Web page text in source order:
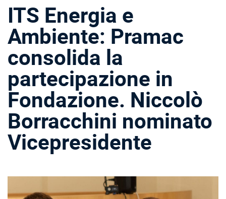
ITS Energia e
Ambiente: Pramac
consolida la
partecipazione in
Fondazione. Niccolò
Borracchini nominato
Vicepresidente